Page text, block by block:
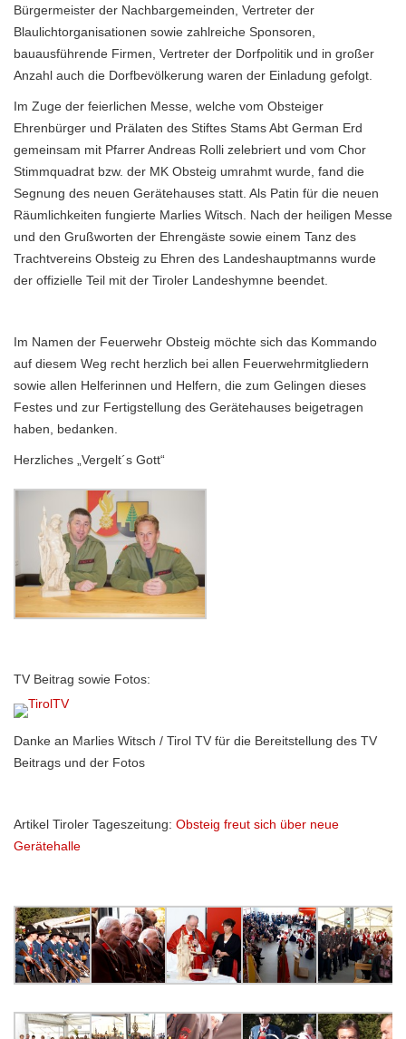
Bürgermeister der Nachbargemeinden, Vertreter der
Blaulichtorganisationen sowie zahlreiche Sponsoren,
bauausführende Firmen, Vertreter der Dorfpolitik und in großer
Anzahl auch die Dorfbevölkerung waren der Einladung gefolgt.
Im Zuge der feierlichen Messe, welche vom Obsteiger
Ehrenbürger und Prälaten des Stiftes Stams Abt German Erd
gemeinsam mit Pfarrer Andreas Rolli zelebriert und vom Chor
Stimmquadrat bzw. der MK Obsteig umrahmt wurde, fand die
Segnung des neuen Gerätehauses statt. Als Patin für die neuen
Räumlichkeiten fungierte Marlies Witsch. Nach der heiligen Messe
und den Grußworten der Ehrengäste sowie einem Tanz des
Trachtvereins Obsteig zu Ehren des Landeshauptmanns wurde
der offizielle Teil mit der Tiroler Landeshymne beendet.
Im Namen der Feuerwehr Obsteig möchte sich das Kommando
auf diesem Weg recht herzlich bei allen Feuerwehrmitgliedern
sowie allen Helferinnen und Helfern, die zum Gelingen dieses
Festes und zur Fertigstellung des Gerätehauses beigetragen
haben, bedanken.
Herzliches „Vergelt´s Gott“
TV Beitrag sowie Fotos:
Danke an Marlies Witsch / Tirol TV für die Bereitstellung des TV
Beitrags und der Fotos
Artikel Tiroler Tageszeitung: Obsteig freut sich über neue
Gerätehalle